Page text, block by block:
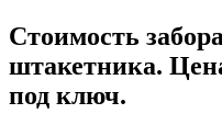
Стоимость
штакетника.
под ключ.